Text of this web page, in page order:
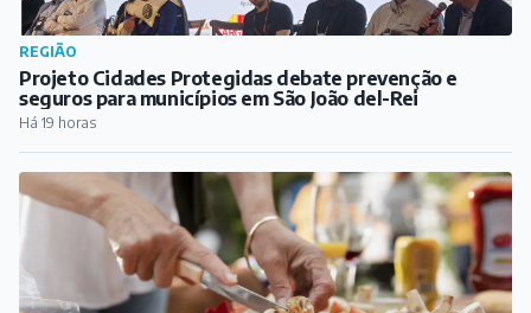
REGIÃO
Festival Gastronômico e Cultural de Antônio Carlos
começa nesta sexta-feira
Há 20 horas